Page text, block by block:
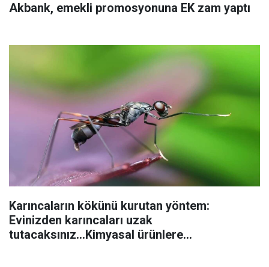
Akbank, emekli promosyonuna EK zam yaptı
Karıncaların kökünü kurutan yöntem:
Evinizden karıncaları uzak
tutacaksınız...Kimyasal ürünlere